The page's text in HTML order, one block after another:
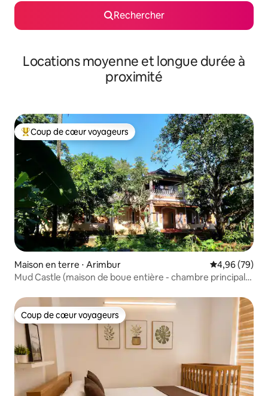
Rechercher
Locations moyenne et longue durée à
proximité
Coups de cœur voyageurs les plus appréciés
Coup de cœur voyageurs
Maison en terre ⋅ Arimbur Évaluation
4,96 (79)
Mud Castle (maison de boue entière - chambre principale
Coup de cœur voyageurs
Coup de cœur voyageurs